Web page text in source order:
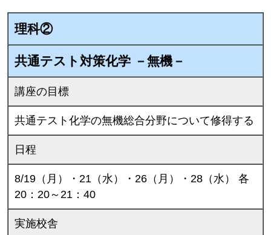
理科②
共通テスト対策化学 －無機－
講座の目標
共通テスト化学の無機総合分野について修得する
日程
8/19（月）・21（水）・26（月）・28（水） 各
20：20～21：40
実施校舎